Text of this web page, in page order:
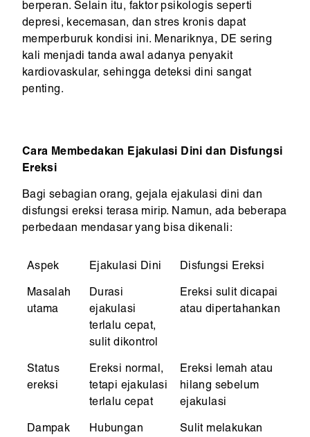
berperan. Selain itu, faktor psikologis seperti
depresi, kecemasan, dan stres kronis dapat
memperburuk kondisi ini. Menariknya, DE sering
kali menjadi tanda awal adanya penyakit
kardiovaskular, sehingga deteksi dini sangat
penting.
Cara Membedakan Ejakulasi Dini dan Disfungsi
Ereksi
Bagi sebagian orang, gejala ejakulasi dini dan
disfungsi ereksi terasa mirip. Namun, ada beberapa
perbedaan mendasar yang bisa dikenali:
Aspek Ejakulasi Dini Disfungsi Ereksi
Masalah
utama
Durasi
ejakulasi
terlalu cepat,
sulit dikontrol
Ereksi sulit dicapai
atau dipertahankan
Status
ereksi
Ereksi normal,
tetapi ejakulasi
terlalu cepat
Ereksi lemah atau
hilang sebelum
ejakulasi
Dampak Hubungan Sulit melakukan